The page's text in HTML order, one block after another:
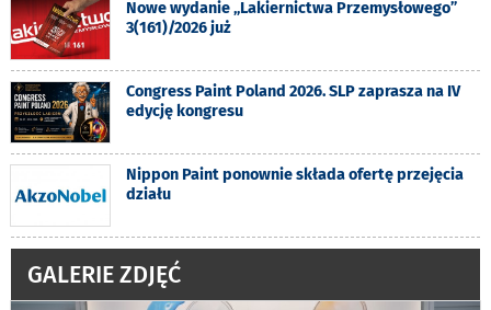
Nowe wydanie „Lakiernictwa Przemysłowego”
3(161)/2026 już
Congress Paint Poland 2026. SLP zaprasza na IV
edycję kongresu
Nippon Paint ponownie składa ofertę przejęcia
działu
GALERIE ZDJĘĆ